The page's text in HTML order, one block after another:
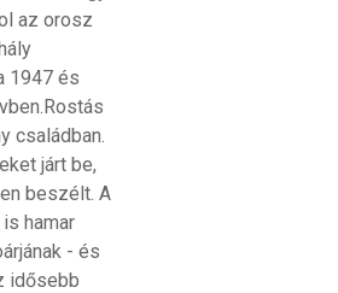
az orosz
1947 és
családban.
járt be,
beszélt. A
hamar
- és
idősebb